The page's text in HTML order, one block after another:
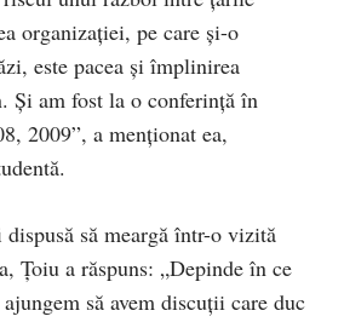
organizaţiei, pe care şi-o
este pacea şi împlinirea
Şi am fost la o conferinţă în
2009”, a menţionat ea,
să meargă într-o vizită
Ţoiu a răspuns: „Depinde în ce
să avem discuţii care duc